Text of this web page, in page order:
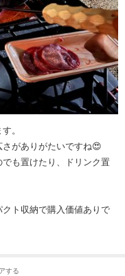
。
がありがたいですね😍
も置けたり、ドリンク置
ト収納で購入価値ありで
する